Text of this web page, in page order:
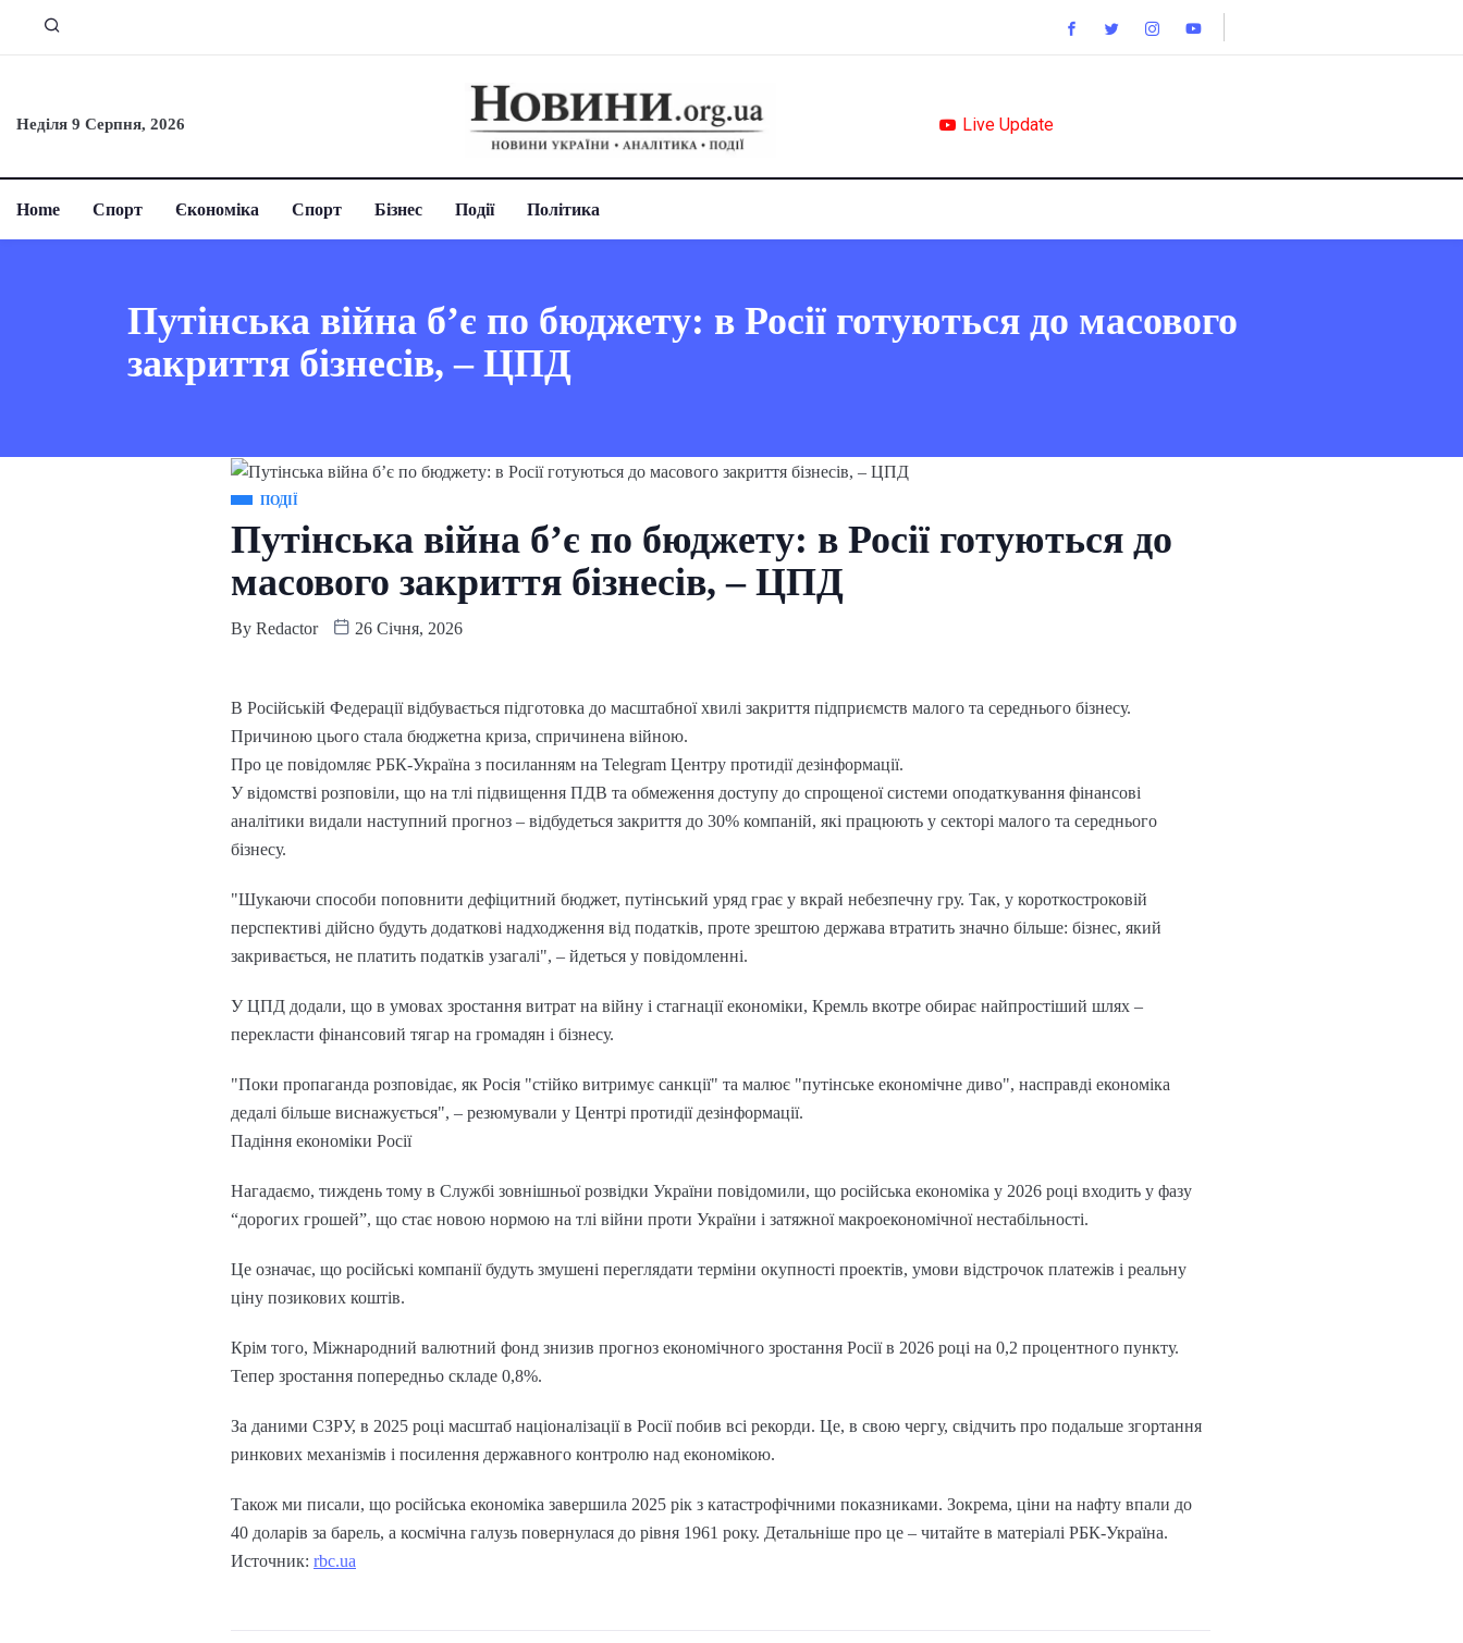
Неділя 9 Серпня, 2026 Live Update
Home Спорт Єкономіка Спорт Бізнес Події Політика
Путінська війна б’є по бюджету: в Росії готуються до масового
закриття бізнесів, – ЦПД
ПОДІЇ
Путінська війна б’є по бюджету: в Росії готуються до
масового закриття бізнесів, – ЦПД
By Redactor 26 Січня, 2026
В Російській Федерації відбувається підготовка до масштабної хвилі закриття підприємств малого та середнього бізнесу.
Причиною цього стала бюджетна криза, спричинена війною.
Про це повідомляє РБК-Україна з посиланням на Telegram Центру протидії дезінформації.
У відомстві розповіли, що на тлі підвищення ПДВ та обмеження доступу до спрощеної системи оподаткування фінансові
аналітики видали наступний прогноз – відбудеться закриття до 30% компаній, які працюють у секторі малого та середнього
бізнесу.
"Шукаючи способи поповнити дефіцитний бюджет, путінський уряд грає у вкрай небезпечну гру. Так, у короткостроковій
перспективі дійсно будуть додаткові надходження від податків, проте зрештою держава втратить значно більше: бізнес, який
закривається, не платить податків узагалі", – йдеться у повідомленні.
У ЦПД додали, що в умовах зростання витрат на війну і стагнації економіки, Кремль вкотре обирає найпростіший шлях –
перекласти фінансовий тягар на громадян і бізнесу.
"Поки пропаганда розповідає, як Росія "стійко витримує санкції" та малює "путінське економічне диво", насправді економіка
дедалі більше виснажується", – резюмували у Центрі протидії дезінформації.
Падіння економіки Росії
Нагадаємо, тиждень тому в Службі зовнішньої розвідки України повідомили, що російська економіка у 2026 році входить у фазу
“дорогих грошей”, що стає новою нормою на тлі війни проти України і затяжної макроекономічної нестабільності.
Це означає, що російські компанії будуть змушені переглядати терміни окупності проектів, умови відстрочок платежів і реальну
ціну позикових коштів.
Крім того, Міжнародний валютний фонд знизив прогноз економічного зростання Росії в 2026 році на 0,2 процентного пункту.
Тепер зростання попередньо складе 0,8%.
За даними СЗРУ, в 2025 році масштаб націоналізації в Росії побив всі рекорди. Це, в свою чергу, свідчить про подальше згортання
ринкових механізмів і посилення державного контролю над економікою.
Також ми писали, що російська економіка завершила 2025 рік з катастрофічними показниками. Зокрема, ціни на нафту впали до
40 доларів за барель, а космічна галузь повернулася до рівня 1961 року. Детальніше про це – читайте в матеріалі РБК-Україна.
Источник: rbc.ua